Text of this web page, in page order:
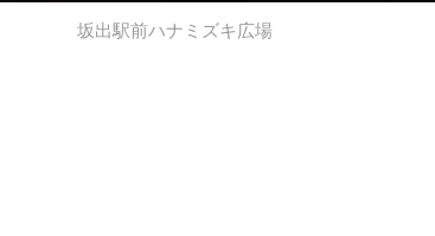
坂出駅前ハナミズキ広場